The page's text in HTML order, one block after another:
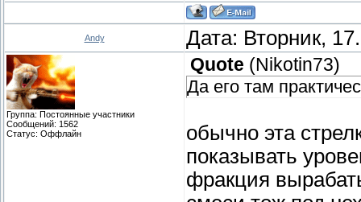
Andy Дата: Вторник,
Группа: Постоянные участники
Сообщений: 1562
Статус: Оффлайн
Quote (Nikotin73)
Да его там
обычно эта
показывать
фракция